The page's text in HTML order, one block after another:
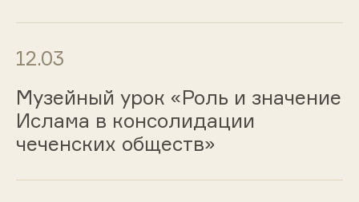
12.03
Музейный урок «Роль и значение
Ислама в консолидации
чеченских обществ»